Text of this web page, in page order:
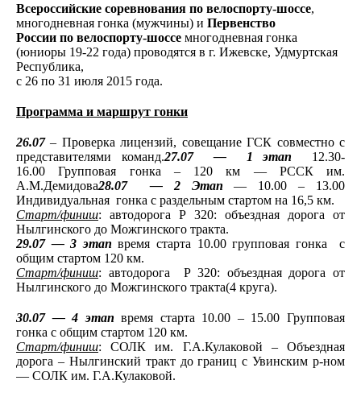
Всероссийские соревнования по велоспорту-шоссе,
многодневная гонка (мужчины) и Первенство
России по велоспорту-шоссе многодневная гонка
(юниоры 19-22 года) проводятся в г. Ижевске, Удмуртская
Республика,
с 26 по 31 июля 2015 года.
Программа и маршрут гонки
26.07– Проверка лицензий, совещание ГСК совместно с
представителями команд.27.07 — 1 этап 12.30-
16.00 Групповая гонка – 120 км — РССК им.
А.М.Демидова28.07 — 2 Этап
— 10.00 – 13.00
Индивидуальная гонка с раздельным стартом на 16,5 км.
Старт/финиш: автодорога Р 320: объездная дорога от
Нылгинского до Можгинского тракта.
29.07 — 3 этап время старта 10.00 групповая гонка с
общим стартом 120 км.
Старт/финиш: автодорога Р 320: объездная дорога от
Нылгинского до Можгинского тракта(4 круга).
30.07 — 4 этап время старта 10.00 – 15.00 Групповая
гонка с общим стартом 120 км.
Старт/финиш: СОЛК им. Г.А.Кулаковой – Объездная
дорога – Нылгинский тракт до границ с Увинским р-ном
— СОЛК им. Г.А.Кулаковой.